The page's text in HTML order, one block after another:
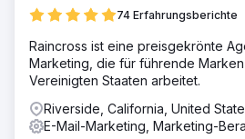
74 Erfahrungsberichte
Raincross ist eine preisgekrönte
Marketing, die für führende
Vereinigten Staaten arbeitet.
Riverside, California, United
E-Mail-Marketing, Marketing-